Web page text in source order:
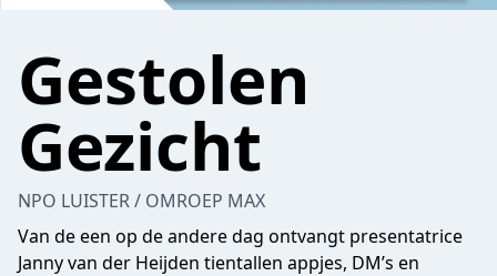
Gestolen
Gezicht
NPO LUISTER / OMROEP MAX
Van de een op de andere dag ontvangt presentatrice
Janny van der Heijden tientallen appjes, DM’s en